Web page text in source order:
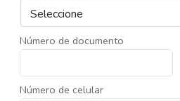
Número de documento
Número de celular